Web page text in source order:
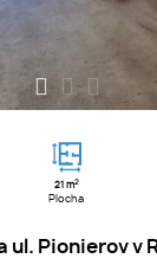
21 m2
Plocha
ul. Pionierov v